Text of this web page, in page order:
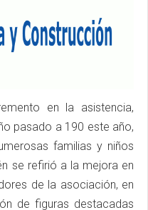
en la asistencia,
pasado a 190 este año,
familias y niños
se refirió a la mejora en
de la asociación, en
de figuras destacadas